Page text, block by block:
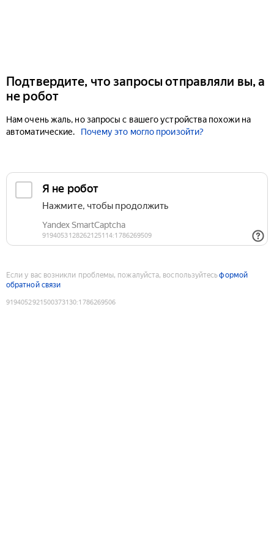
Подтвердите, что запросы отправляли вы, а
не робот
Нам очень жаль, но запросы с вашего устройства похожи на
автоматические.
Почему это могло произойти?
Если у вас возникли проблемы, пожалуйста, воспользуйтесьформой
обратной связи
9194052921500373130:1786269506